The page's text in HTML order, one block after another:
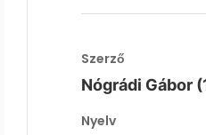
Szerző
Nógrádi Gábor
Nyelv